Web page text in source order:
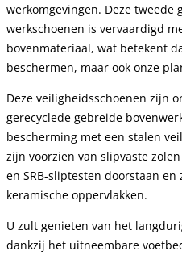
werkomgevingen. Deze tweede
werkschoenen is vervaardigd
bovenmateriaal, wat betekent
beschermen, maar ook onze
Deze veiligheidsschoenen zijn
gerecyclede gebreide
bescherming met een stalen
zijn voorzien van slipvaste
en SRB-sliptesten doorstaan
keramische oppervlakken.
U zult genieten van het
dankzij het uitneembare